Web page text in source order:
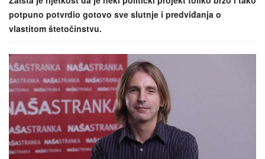
i
n
n
potpuno potvrdio gotovo sve slutnje i predviđanja o
vlastitom štetočinstvu.